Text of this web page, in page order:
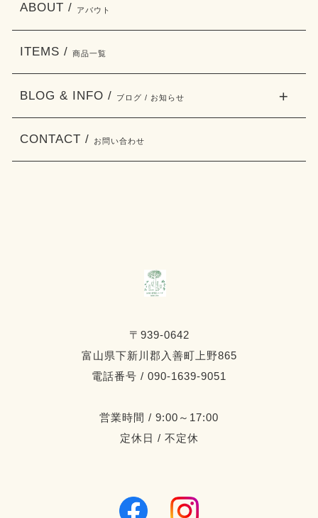
〒939-0642
富山県下新川郡入善町上野865
電話番号 / 090-1639-9051
営業時間 / 9:00～17:00
定休日 / 不定休
ABOUT / アバウト
ITEMS / 商品一覧
BLOG & INFO / ブログ / お知らせ
CONTACT / お問い合わせ